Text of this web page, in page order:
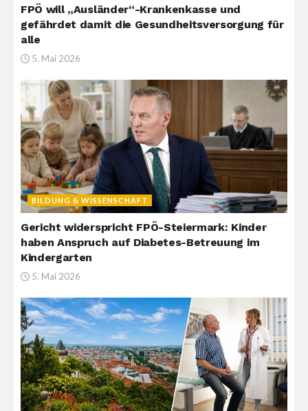
FPÖ will „Ausländer“-Krankenkasse und
gefährdet damit die Gesundheitsversorgung für
alle
5. Mai 2026
BILDUNG & WISSENSCHAFT
Gericht widerspricht FPÖ-Steiermark: Kinder
haben Anspruch auf Diabetes-Betreuung im
Kindergarten
5. Mai 2026